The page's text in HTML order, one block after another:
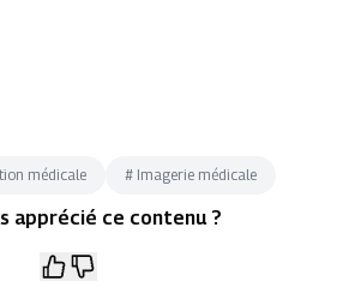
médicale # Imagerie médicale
apprécié ce contenu ?